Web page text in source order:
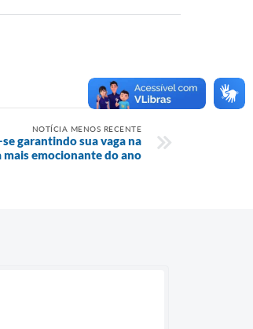
NOTÍCIA MENOS RECENTE
garantindo sua vaga na
mais emocionante do ano